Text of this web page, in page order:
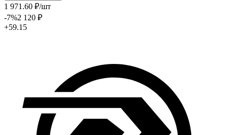
1 971 .60 ₽/шт
-7%2 120 ₽
+59.15